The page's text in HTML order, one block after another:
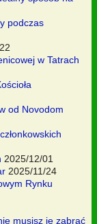
podczas
w Tatrach
od Novodom
2025/12/01
2025/11/24
Rynku
musisz je zabrać